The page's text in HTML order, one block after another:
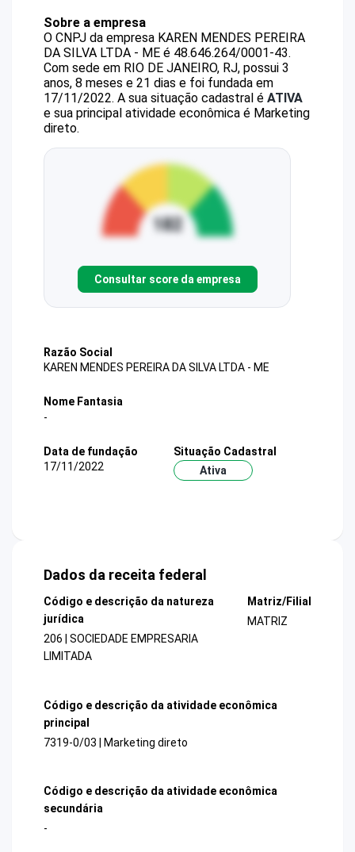
Sobre a empresa
O CNPJ da empresa KAREN MENDES PEREIRA
DA SILVA LTDA - ME é 48.646.264/0001-43.
Com sede em RIO DE JANEIRO, RJ, possui 3
anos, 8 meses e 21 dias e foi fundada em
17/11/2022. A sua situação cadastral é ATIVA
e sua principal atividade econômica é Marketing
direto.
Consultar score da empresa
Razão Social
KAREN MENDES PEREIRA DA SILVA LTDA - ME
Nome Fantasia
-
Data de fundação
17/11/2022
Situação Cadastral
Ativa
Dados da receita federal
Código e descrição da natureza
jurídica
206 | SOCIEDADE EMPRESARIA
LIMITADA
Matriz/Filial
MATRIZ
Código e descrição da atividade econômica
principal
7319-0/03 | Marketing direto
Código e descrição da atividade econômica
secundária
-